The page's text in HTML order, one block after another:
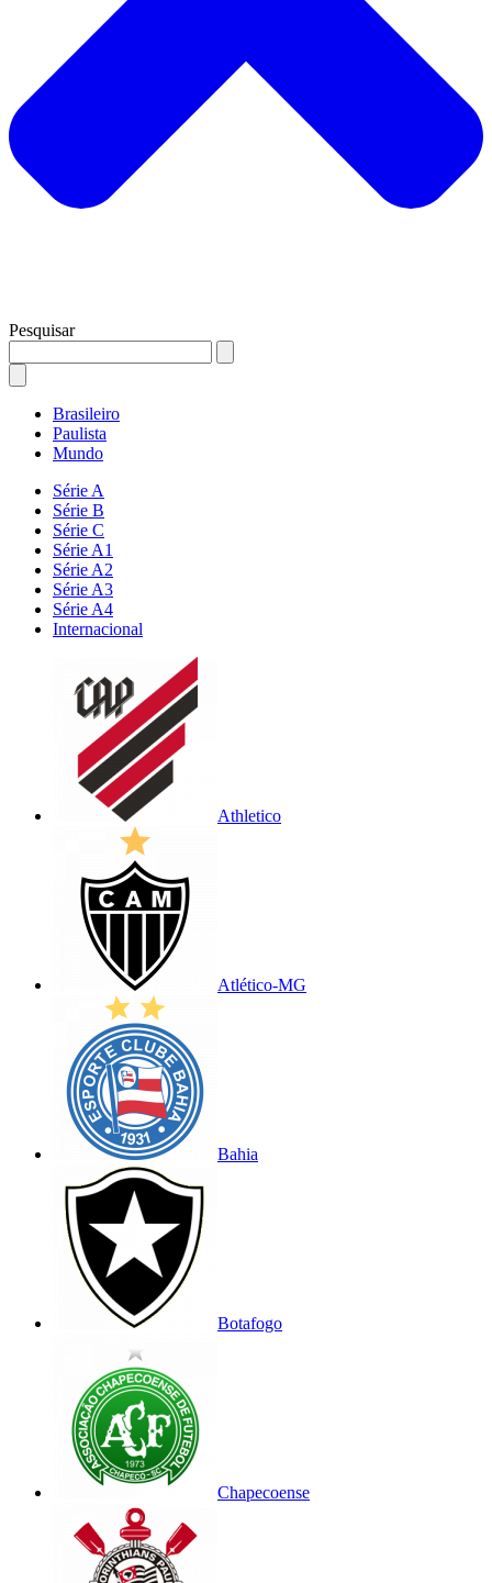
Pesquisar
Brasileiro
Paulista
Mundo
Série A
Série B
Série C
Série A1
Série A2
Série A3
Série A4
Internacional
Athletico
Atlético-MG
Bahia
Botafogo
Chapecoense